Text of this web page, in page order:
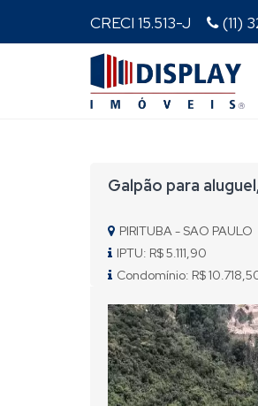
CRECI 15.513-J (11)
Galpão para
PIRITUBA - SAO PAULO
IPTU: R$ 5.111,90
Condomínio: R$
Previous